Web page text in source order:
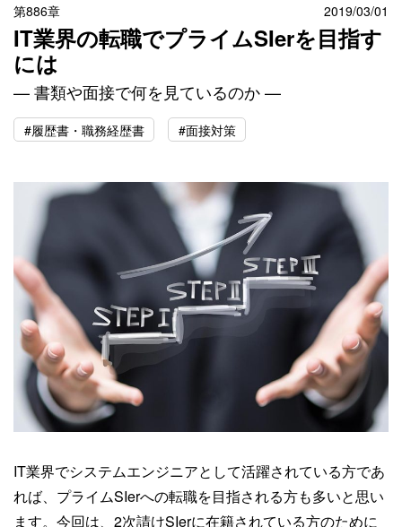
第886章 2019/03/01
IT業界の転職でプライムSIerを目指す
には
— 書類や面接で何を見ているのか —
#履歴書・職務経歴書 #面接対策
IT業界でシステムエンジニアとして活躍されている方であ
れば、プライムSIerへの転職を目指される方も多いと思い
ます。今回は、2次請けSIerに在籍されている方のために